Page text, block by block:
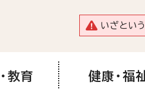
いざとい
教育 健康・福